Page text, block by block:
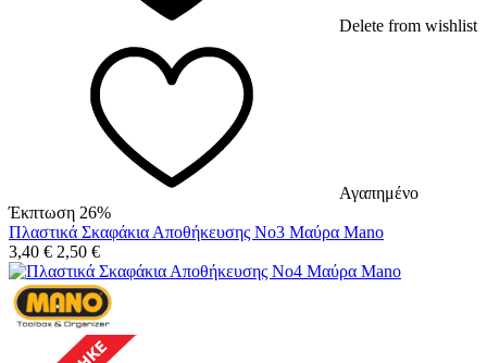
Delete from wishlist
Αγαπημένο
Έκπτωση 26%
Πλαστικά Σκαφάκια Αποθήκευσης No3 Μαύρα Mano
3,40 € 2,50 €